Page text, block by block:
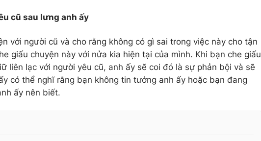
cũ sau lưng anh ấy
với người cũ và cho rằng không có gì sai trong việc này cho tận
giấu chuyện này với nửa kia hiện tại của mình. Khi bạn che giấu
liên lạc với người yêu cũ, anh ấy sẽ coi đó là sự phản bội và sẽ
có thể nghĩ rằng bạn không tin tưởng anh ấy hoặc bạn đang
ấy nên biết.